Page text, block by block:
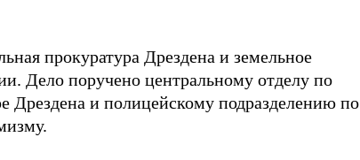
прокуратура Дрездена и земельное
Дело поручено центральному отделу по
Дрездена и полицейскому подразделению по